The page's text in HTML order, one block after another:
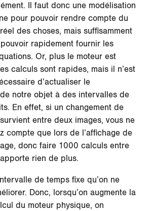
Il faut donc une modélisation
pour pouvoir rendre compte du
des choses, mais suffisamment
rapidement fournir les
Or, plus le moteur est
calculs sont rapides, mais il n’est
d’actualiser le
notre objet à des intervalles de
En effet, si un changement de
entre deux images, vous ne
compte que lors de l’affichage de
donc faire 1000 calculs entre
rien de plus.
de temps fixe qu’on ne
Donc, lorsqu’on augmente la
du moteur physique, on